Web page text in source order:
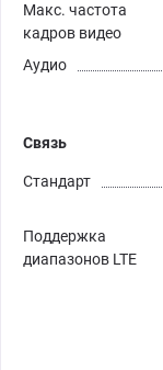
Макс. частота
кадров видео
Аудио
Связь
Стандарт
Поддержка
диапазонов LTE